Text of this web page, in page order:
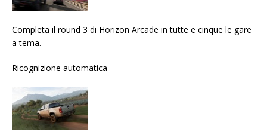
Completa il round 3 di Horizon Arcade in tutte e cinque le gare
a tema.
Ricognizione automatica